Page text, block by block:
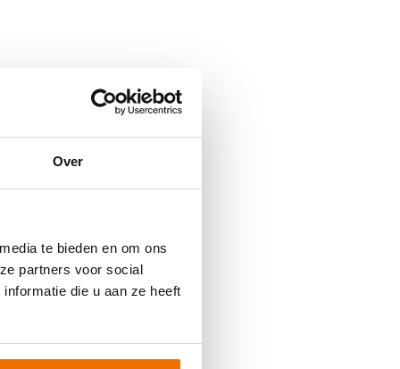
Over
te bieden en om ons
partners voor social
die u aan ze heeft